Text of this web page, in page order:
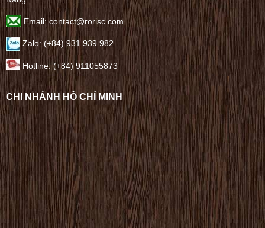
Email: contact@rorisc.com
Zalo: (+84) 931.939.982
Hotline: (+84) 911055873
CHI NHÁNH HỒ CHÍ MINH